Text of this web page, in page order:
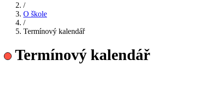
/
O škole
/
Termínový kalendář
Termínový kalendář